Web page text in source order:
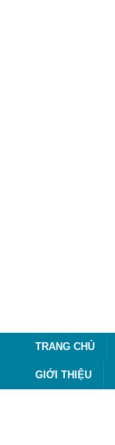
TRANG CHỦ
GIỚI THIỆU